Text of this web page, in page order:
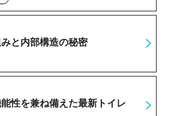
と内部構造の秘密
性を兼ね備えた最新トイレ